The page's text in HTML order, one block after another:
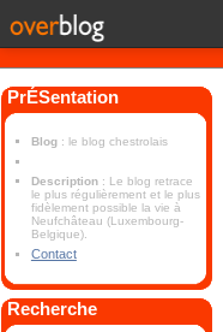
PrÉSentation
Blog : le blog chestrolais
Description : Le blog retrace
le plus régulièrement et le plus
fidèlement possible la vie à
Neufchâteau (Luxembourg-
Belgique).
Contact
Recherche